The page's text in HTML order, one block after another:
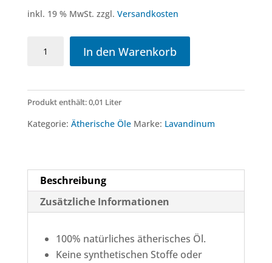
inkl. 19 % MwSt. zzgl. Versandkosten
In den Warenkorb
Produkt enthält: 0,01 Liter
Kategorie: Ätherische Öle Marke: Lavandinum
Beschreibung
Zusätzliche Informationen
100% natürliches ätherisches Öl.
Keine synthetischen Stoffe oder